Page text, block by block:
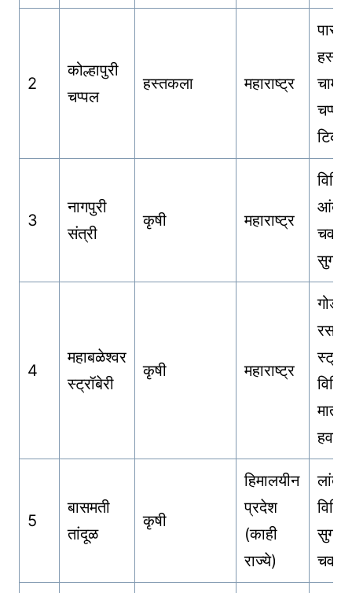
2
कोल्हापुरी
चप्पल
हस्तकला महाराष्ट्र
3
नागपुरी
संत्री
कृषी महाराष्ट्र
चव
सुगंध
4
महाबळेश्वर
स्ट्रॉबेरी
कृषी महाराष्ट्र
गोड
रसाळ
माती
5
बासमती
तांदूळ
कृषी
हिमालयीन
प्रदेश
(काही
राज्ये)
लांब
सुगंध
चव